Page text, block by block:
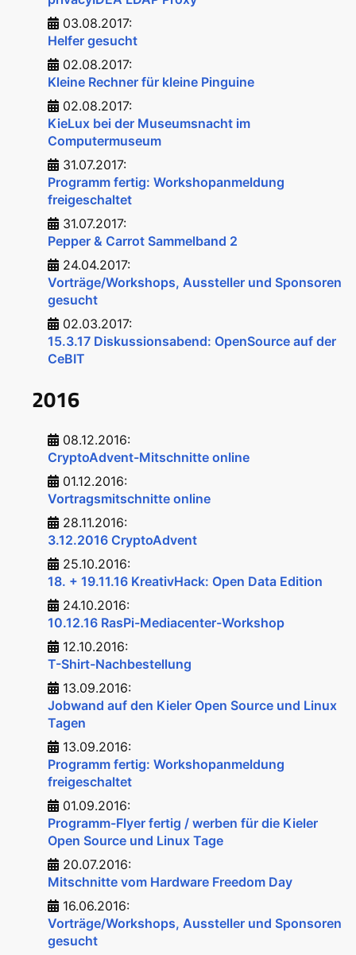
03.08.2017:
Helfer gesucht
02.08.2017:
Kleine Rechner für kleine Pinguine
02.08.2017:
KieLux bei der Museumsnacht im
Computermuseum
31.07.2017:
Programm fertig: Workshopanmeldung
freigeschaltet
31.07.2017:
Pepper & Carrot Sammelband 2
24.04.2017:
Vorträge/Workshops, Aussteller und Sponsoren
gesucht
02.03.2017:
15.3.17 Diskussionsabend: OpenSource auf der
CeBIT
2016
08.12.2016:
CryptoAdvent-Mitschnitte online
01.12.2016:
Vortragsmitschnitte online
28.11.2016:
3.12.2016 CryptoAdvent
25.10.2016:
18. + 19.11.16 KreativHack: Open Data Edition
24.10.2016:
10.12.16 RasPi-Mediacenter-Workshop
12.10.2016:
T-Shirt-Nachbestellung
13.09.2016:
Jobwand auf den Kieler Open Source und Linux
Tagen
13.09.2016:
Programm fertig: Workshopanmeldung
freigeschaltet
01.09.2016:
Programm-Flyer fertig / werben für die Kieler
Open Source und Linux Tage
20.07.2016:
Mitschnitte vom Hardware Freedom Day
16.06.2016:
Vorträge/Workshops, Aussteller und Sponsoren
gesucht